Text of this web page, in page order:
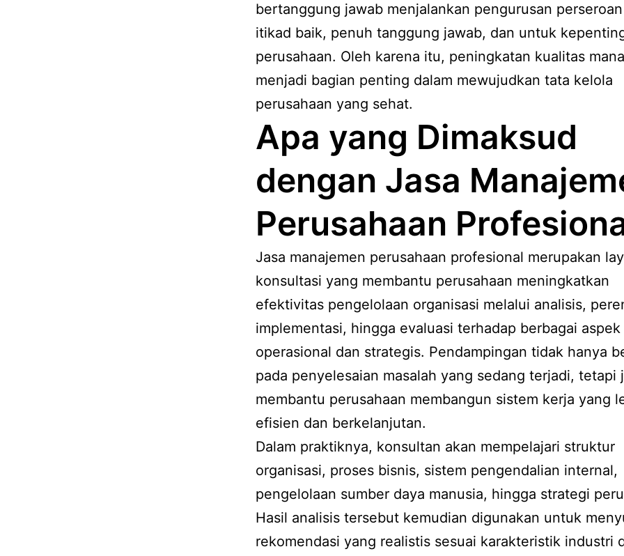
bertanggung jawab menjalankan pengurusan
itikad baik, penuh tanggung jawab, dan untuk
perusahaan. Oleh karena itu, peningkatan kualitas
menjadi bagian penting dalam mewujudkan tata kelola
perusahaan yang sehat.
Apa yang Dimaksud
dengan Jasa
Perusahaan
Jasa manajemen perusahaan profesional merupakan
konsultasi yang membantu perusahaan meningkatkan
efektivitas pengelolaan organisasi melalui analisis,
implementasi, hingga evaluasi terhadap berbagai aspek
operasional dan strategis. Pendampingan tidak hanya
pada penyelesaian masalah yang sedang terjadi, tetapi
membantu perusahaan membangun sistem kerja yang
efisien dan berkelanjutan.
Dalam praktiknya, konsultan akan mempelajari struktur
organisasi, proses bisnis, sistem pengendalian internal,
pengelolaan sumber daya manusia, hingga strategi
Hasil analisis tersebut kemudian digunakan untuk
rekomendasi yang realistis sesuai karakteristik industri